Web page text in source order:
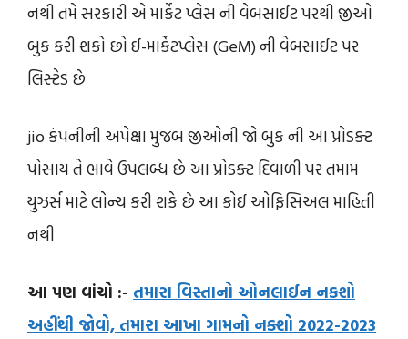
નથી તમે સરકારી એ માર્કેટ પ્લેસ ની વેબસાઈટ પરથી જીઓ
બુક કરી શકો છો ઈ-માર્કેટપ્લેસ (GeM) ની વેબસાઈટ પર
લિસ્ટેડ છે
jio કંપનીની અપેક્ષા મુજબ જીઓની જો બુક ની આ પ્રોડક્ટ
પોસાય તે ભાવે ઉપલબ્ધ છે આ પ્રોડક્ટ દિવાળી પર તમામ
યુઝર્સ માટે લોન્ચ કરી શકે છે આ કોઈ ઓફિસિઅલ માહિતી
નથી
આ પણ વાંચો :- તમારા વિસ્તાનો ઓનલાઈન નકશો
અહીંથી જોવો, તમારા આખા ગામનો નક્શો 2022-2023